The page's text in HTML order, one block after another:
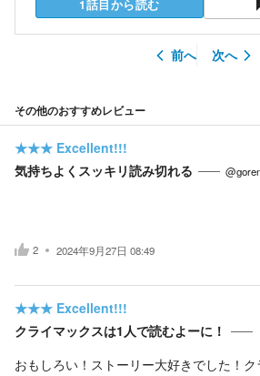
1話目から読む
前へ 次へ
その他のおすすめレビュー
★★★ Excellent!!!
気持ちよくスッキリ読み切れる
2 2024年9月27日 08:49
★★★ Excellent!!!
クライマックスは1人で読むよーに！
おもしろい！ストーリー大好きでした！